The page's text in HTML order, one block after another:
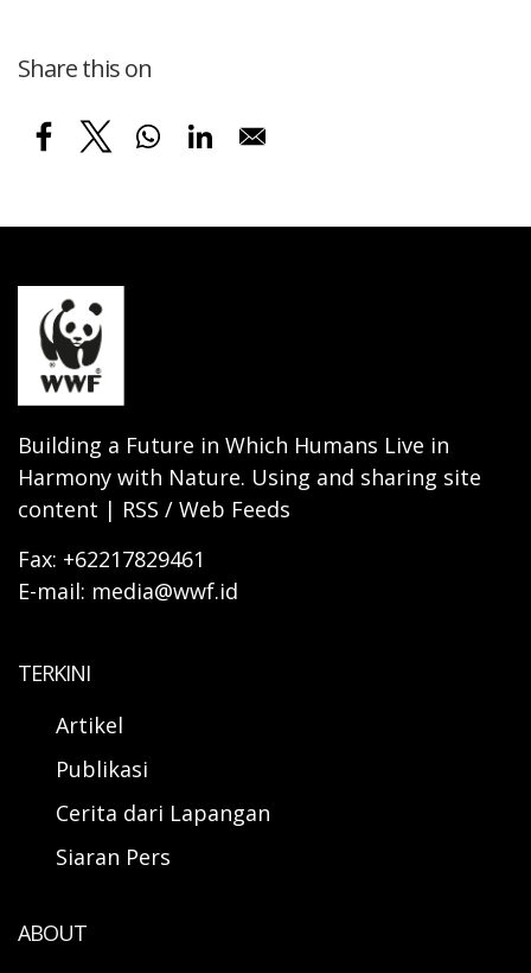
Share this on
Building a Future in Which Humans Live in
Harmony with Nature. Using and sharing site
content | RSS / Web Feeds
Fax: +62217829461
E-mail: media@wwf.id
TERKINI
Artikel
Publikasi
Cerita dari Lapangan
Siaran Pers
ABOUT